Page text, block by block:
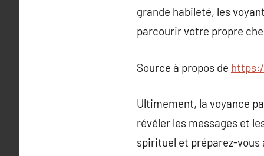
grande habileté, les
parcourir votre propre
Source à propos de
Ultimement, la voyance
révéler les messages et
spirituel et préparez-vous